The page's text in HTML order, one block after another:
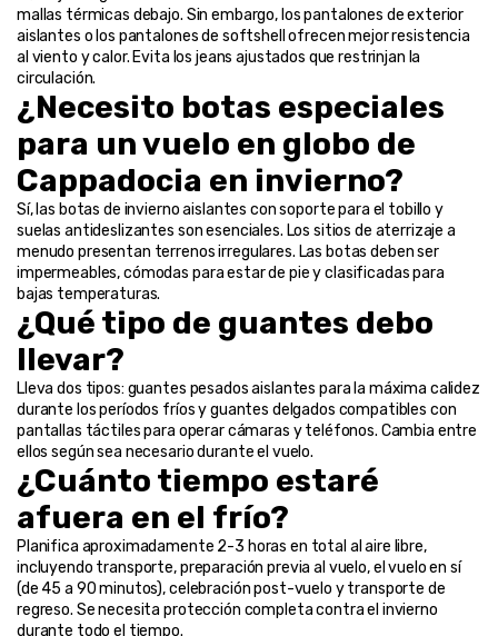
mallas térmicas debajo. Sin embargo, los pantalones de exterior
aislantes o los pantalones de softshell ofrecen mejor resistencia
al viento y calor. Evita los jeans ajustados que restrinjan la
circulación.
¿Necesito botas especiales
para un vuelo en globo de
Cappadocia en invierno?
Sí, las botas de invierno aislantes con soporte para el tobillo y
suelas antideslizantes son esenciales. Los sitios de aterrizaje a
menudo presentan terrenos irregulares. Las botas deben ser
impermeables, cómodas para estar de pie y clasificadas para
bajas temperaturas.
¿Qué tipo de guantes debo
llevar?
Lleva dos tipos: guantes pesados aislantes para la máxima calidez
durante los períodos fríos y guantes delgados compatibles con
pantallas táctiles para operar cámaras y teléfonos. Cambia entre
ellos según sea necesario durante el vuelo.
¿Cuánto tiempo estaré
afuera en el frío?
Planifica aproximadamente 2-3 horas en total al aire libre,
incluyendo transporte, preparación previa al vuelo, el vuelo en sí
(de 45 a 90 minutos), celebración post-vuelo y transporte de
regreso. Se necesita protección completa contra el invierno
durante todo el tiempo.